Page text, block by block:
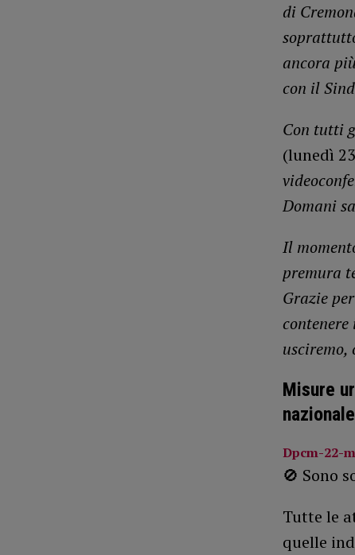
di
ancora
con il
Con tutti
(lunedì
Domani
Il
premura
Grazie
Misure
nazionale
Dpcm-22-
🚫 Sono
Tutte le
quelle